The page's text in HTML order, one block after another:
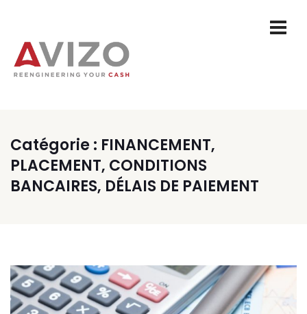
Catégorie : FINANCEMENT,
PLACEMENT, CONDITIONS
BANCAIRES, DÉLAIS DE PAIEMENT